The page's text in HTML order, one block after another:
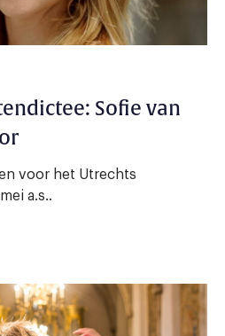
Sofie van
voor het Utrechts
a.s..